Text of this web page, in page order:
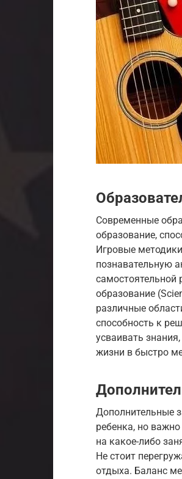
Современные
образование,
Игровые
познавательную
самостоятельной
образование
различные
способность к
усваивать
жизни в быстро
Дополнительные
ребенка, но
на какое-либо
Не стоит
отдыха. Баланс